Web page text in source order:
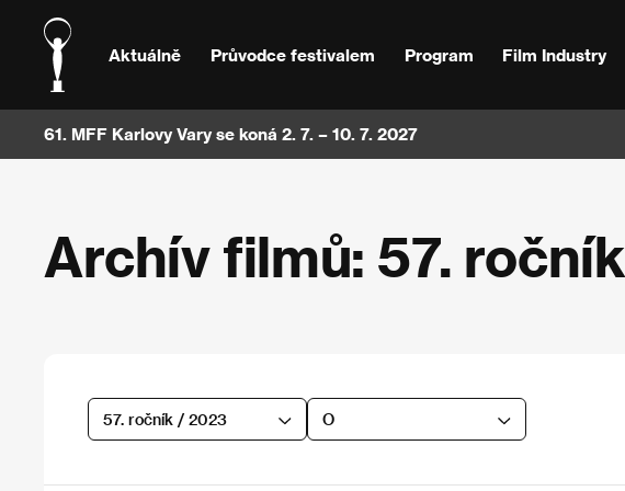
Aktuálně Průvodce festivalem Program Film Industry
61. MFF Karlovy Vary se koná 2. 7. – 10. 7. 2027
Archív filmů: 57. ročník
57. ročník / 2023 O